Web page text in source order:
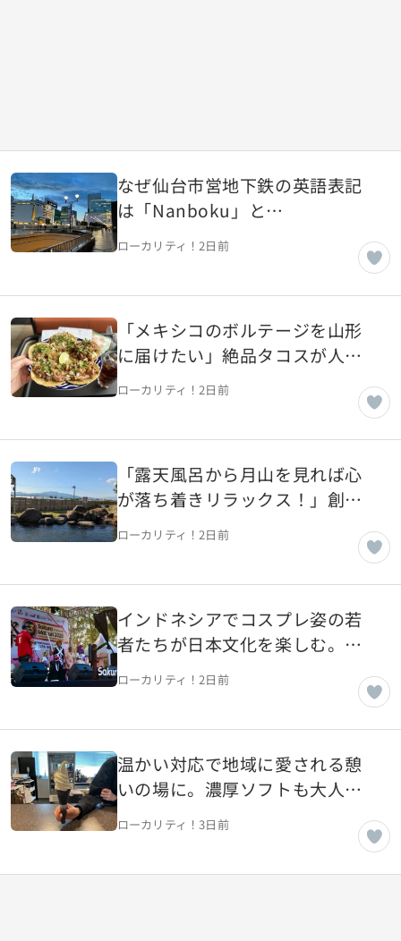
なぜ仙台市営地下鉄の英語表記
は「Nanboku」と
「Namboku」が混在しているの
か【宮城県仙台市】
ローカリティ！2日前
「メキシコのボルテージを山形
に届けたい」絶品タコスが人気
のメキシコ料理店【山形県山形
ローカリティ！2日前
「露天風呂から月山を見れば心
が落ち着きリラックス！」創業
25年、市民人気の温泉施設【山
ローカリティ！2日前
インドネシアでコスプレ姿の若
者たちが日本文化を楽しむ。チ
カラン「さくら祭り」【インド
ローカリティ！2日前
温かい対応で地域に愛される憩
いの場に。濃厚ソフトも大人気
EKI TERRACE NANYO【山形県南
ローカリティ！3日前